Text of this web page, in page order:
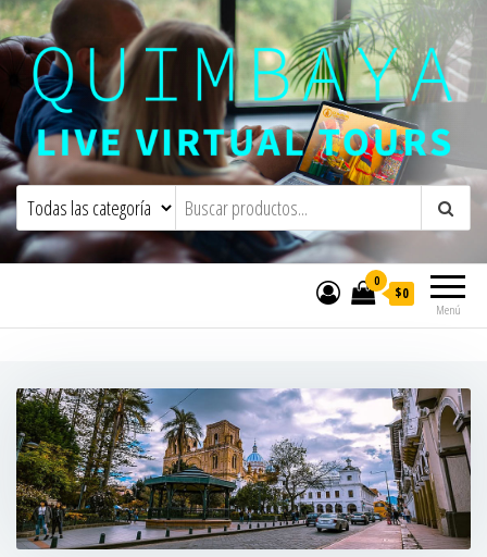
Quimbaya Virtual ToursLive Interactive Virtual Tours and
Menú
0
$0